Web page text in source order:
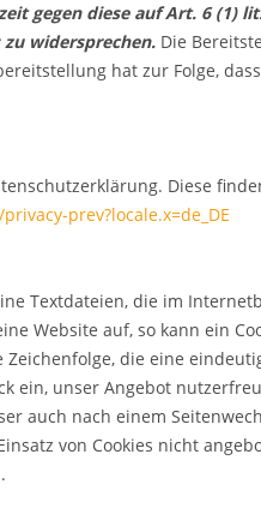
gegen diese auf Art. 6 (1)
widersprechen. Die
hat zur Folge,
Diese
prev?locale.x=de_DE
Textdateien, die im
Website auf, so kann ein
die eine
ein, unser Angebot
auch nach einem
von Cookies nicht